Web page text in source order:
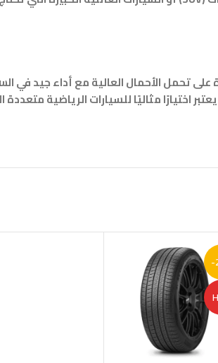
تحمل الأحمال العالية مع أداء جيد في
-